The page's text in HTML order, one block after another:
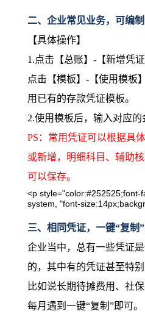
二、企业常见业务，可编
【具体操作】
1.点击【总账】-【新增凭
点击【模板】-【使用模板
用已有的存款凭证模板。
2.使用模板后，输入对应的
PS：常用凭证可以根据具
或新增，明细科目、辅助
可以保存。
<p style="color:#252525;font-
system, "font-
三、相同凭证，一键“复制”
企业当中，总有一些凭证
的，其中有的凭证甚至特
比如说长期待摊费用、社
每月遇到一键“复制”即可。